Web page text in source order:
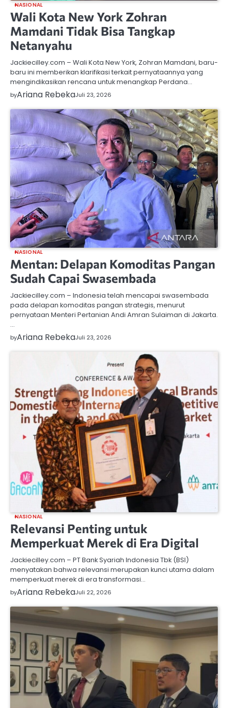
NASIONAL
Wali Kota New York Zohran
Mamdani Tidak Bisa Tangkap
Netanyahu
Jackiecilley.com – Wali Kota New York, Zohran Mamdani, baru-
baru ini memberikan klarifikasi terkait pernyataannya yang
mengindikasikan rencana untuk menangkap Perdana…
byAriana RebekaJuli 23, 2026
NASIONAL
Mentan: Delapan Komoditas Pangan
Sudah Capai Swasembada
Jackiecilley.com – Indonesia telah mencapai swasembada
pada delapan komoditas pangan strategis, menurut
pernyataan Menteri Pertanian Andi Amran Sulaiman di Jakarta.
…
byAriana RebekaJuli 23, 2026
NASIONAL
Relevansi Penting untuk
Memperkuat Merek di Era Digital
Jackiecilley.com – PT Bank Syariah Indonesia Tbk (BSI)
menyatakan bahwa relevansi merupakan kunci utama dalam
memperkuat merek di era transformasi…
byAriana RebekaJuli 22, 2026